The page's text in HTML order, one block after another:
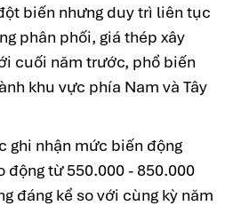
biến nhưng duy trì liên tục
phân phối, giá thép xây
cuối năm trước, phổ biến
khu vực phía Nam và Tây
ghi nhận mức biến động
động từ 550.000 - 850.000
đáng kể so với cùng kỳ năm